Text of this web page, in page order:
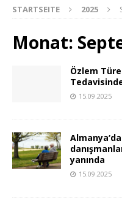
STARTSEITE 2025
Monat:
Özlem
15.09.2025
yanında
15.09.2025